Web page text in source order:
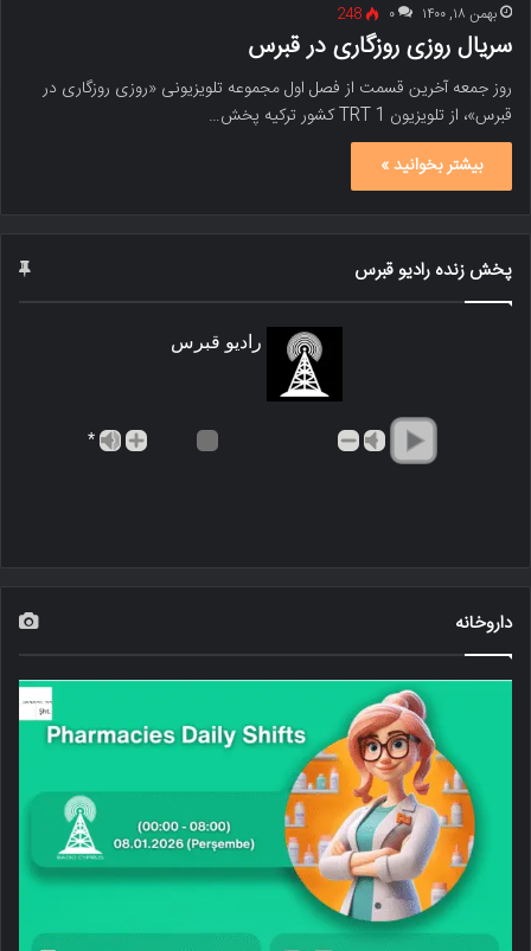
بهمن ۱۸, ۱۴۰۰ ۰ 248
سریال روزی روزگاری در قبرس
روز جمعه آخرین قسمت از فصل اول مجموعه تلویزیونی «روزی روزگاری در
قبرس»، از تلویزیون TRT 1 کشور ترکیه پخش…
بیشتر بخوانید »
پخش زنده رادیو قبرس
رادیو قبرس
*
داروخانه